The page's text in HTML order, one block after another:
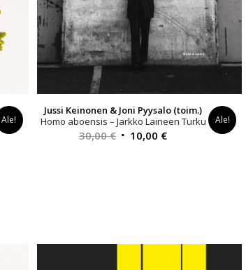
Ale!
Jussi Keinonen & Joni Pyysalo (toim.)
Homo aboensis – Jarkko Laineen Turku
30,00€ Alkuperäinen
10,00 €Nykyinen
Ale!